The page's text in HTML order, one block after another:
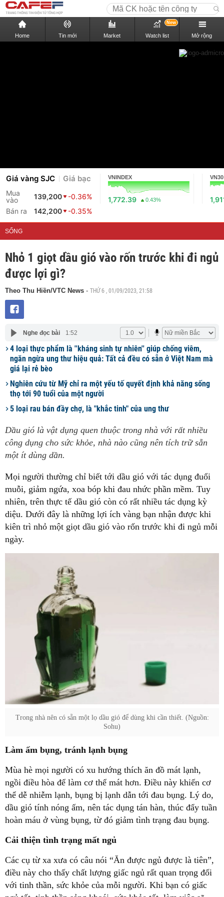
Home Tin mới Market Watch list
New
Mở rộng
Giá vàng SJC Giá bạc
Mua
vào
139,200
-0.36%
Bán ra
142,200 -0.35%
VNINDEX
1,772.39 0.43%
VN30
SỐNG
Nhỏ 1 giọt dầu gió vào rốn trước khi đi ngủ
được lợi gì?
Theo Thu Hiền/VTC News - THỨ 6 , 01/09/2023, 21:58
Nghe đọc bài 1:52
4 loại thực phẩm là ''kháng sinh tự nhiên'' giúp chống viêm,
ngăn ngừa ung thư hiệu quả: Tất cả đều có sẵn ở Việt Nam mà
giá lại rẻ bèo
Nghiên cứu từ Mỹ chỉ ra một yếu tố quyết định khả năng sống
thọ tới 90 tuổi của một người
5 loại rau bán đầy chợ, là "khắc tinh" của ung thư
Dầu gió là vật dụng quen thuộc trong nhà với rất nhiều
công dụng cho sức khỏe, nhà nào cũng nên tích trữ sẵn
một ít dùng dần.
Mọi người thường chỉ biết tới dầu gió với tác dụng đuổi
muỗi, giảm ngứa, xoa bóp khi đau nhức phần mềm. Tuy
nhiên, trên thực tế dầu gió còn có rất nhiều tác dụng kỳ
diệu. Dưới đây là những lợi ích vàng bạn nhận được khi
kiên trì nhỏ một giọt dầu gió vào rốn trước khi đi ngủ mỗi
ngày.
Trong nhà nên có sẵn một lọ dầu gió để dùng khi cần thiết. (Nguồn:
Sohu)
Làm ấm bụng, tránh lạnh bụng
Mùa hè mọi người có xu hướng thích ăn đồ mát lạnh,
ngồi điều hòa để làm cơ thể mát hơn. Điều này khiến cơ
thể dễ nhiễm lạnh, bụng bị lạnh dẫn tới đau bụng. Lý do,
dầu gió tính nóng ấm, nên tác dụng tán hàn, thúc đẩy tuần
hoàn máu ở vùng bụng, từ đó giảm tình trạng đau bụng.
Cải thiện tình trạng mất ngủ
Các cụ từ xa xưa có câu nói “Ăn được ngủ được là tiên”,
điều này cho thấy chất lượng giấc ngủ rất quan trọng đối
với tinh thần, sức khỏe của mỗi người. Khi bạn có giấc